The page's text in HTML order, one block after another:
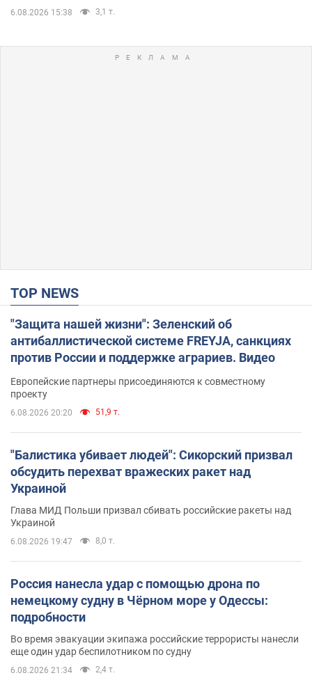
6.08.2026 15:38 3,1 т.
TOP NEWS
"Защита нашей жизни": Зеленский об
антибаллистической системе FREYJA, санкциях
против России и поддержке аграриев. Видео
Европейские партнеры присоединяются к совместному
проекту
6.08.2026 20:20 51,9 т.
"Балистика убивает людей": Сикорский призвал
обсудить перехват вражеских ракет над
Украиной
Глава МИД Польши призвал сбивать российские ракеты над
Украиной
6.08.2026 19:47 8,0 т.
Россия нанесла удар с помощью дрона по
немецкому судну в Чёрном море у Одессы:
подробности
Во время эвакуации экипажа российские террористы нанесли
еще один удар беспилотником по судну
6.08.2026 21:34 2,4 т.